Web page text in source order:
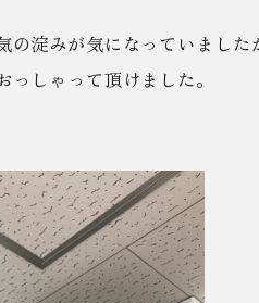
の淀みが気になっていまし
っしゃって頂けました。